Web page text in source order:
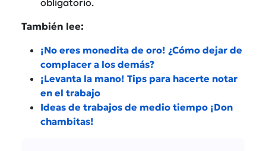
También lee:
¡No eres monedita de oro! ¿Cómo dejar de
complacer a los demás?
¡Levanta la mano! Tips para hacerte notar
en el trabajo
Ideas de trabajos de medio tiempo ¡Don
chambitas!